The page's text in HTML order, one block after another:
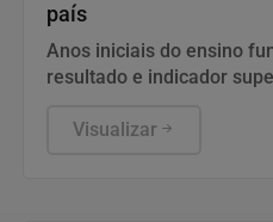
país
Anos iniciais do ensino
resultado e indicador
Visualizar